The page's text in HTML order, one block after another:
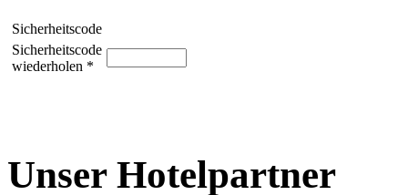
Sicherheitscode
Sicherheitscode
wiederholen *
Unser Hotelpartner